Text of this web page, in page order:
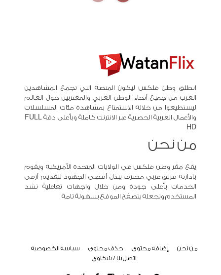
انطلق وطن فلكس ليكون المنصة التي تجمع المشاهدين
العرب من جميع أنحاء الوطن العربي والمغتربين حول العالم
ليستطيعوا من خلاله الاستمتاع بمشاهدة مئات المسلسلات
والأعمال العربية الحصرية عبر الانترنت كاملة وبأعلى دقة FULL
HD
من نحن
يقع مقر وطن فلكس في الولايات المتحدة الأمريكية ويقوم
بادارته فريق عربي محترف يبذل أقصى الجهود لتقديم أرقى
الخدمات بأعلى جودة ومن خلال واجهات تفاعلية تشد
المستخدم وتجعله يتصفح الموقع بسهولة تامة
من نحن إضافة محتوى حذف محتوى
سياسة الخصوصية
اتصل بنا / شكاوي